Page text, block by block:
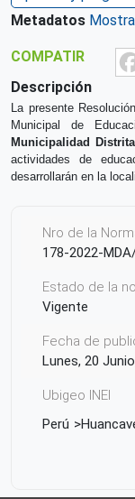
Metadatos
COMPATIR
Descripción
La presente
Municipalidad
actividades de
desarrollarán en la
Nro de la
178-2022-
Estado de la
Vigente
Fecha de
Lunes, 20
Ubigeo INEI
Perú